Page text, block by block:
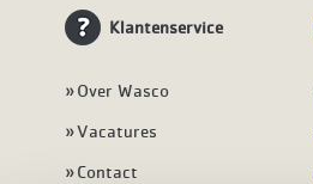
Klantenservice
Over Wasco
Vacatures
Contact